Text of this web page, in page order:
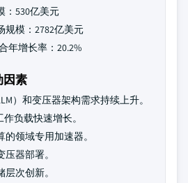
：530亿美元
规模：2782亿美元
年增长率：20.2%
因素
）和变压器架构需求持续上升。
负载快速增长。
领域专用加速器。
器部署。
次创新。